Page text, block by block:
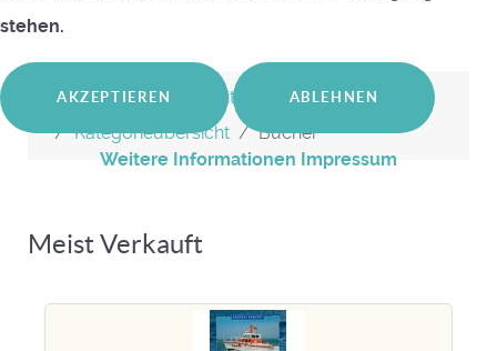
Aktuelle Seite: Startseite
Shop
Kategorieübersicht
Bücher
Meist Verkauft
stehen.
AKZEPTIEREN ABLEHNEN
Weitere Informationen Impressum